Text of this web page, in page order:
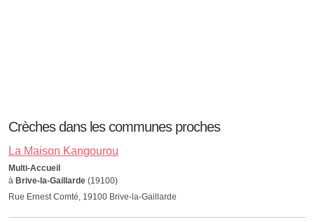
Crèches dans les communes proches
La Maison Kangourou
Multi-Accueil
à Brive-la-Gaillarde (19100)
Rue Ernest Comté, 19100 Brive-la-Gaillarde